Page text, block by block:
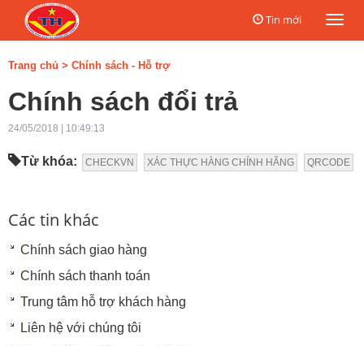
Tin mới
Trang chủ > Chính sách - Hỗ trợ
Chính sách đổi trả
24/05/2018 | 10:49:13
Từ khóa: CHECKVN XÁC THỰC HÀNG CHÍNH HÃNG QRCODE
Các tin khác
Chính sách giao hàng
Chính sách thanh toán
Trung tâm hỗ trợ khách hàng
Liên hệ với chúng tôi